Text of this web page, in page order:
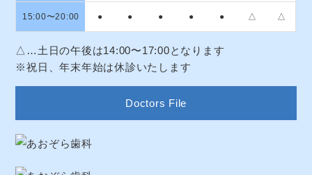
15:00〜20:00 ● ● ● ● ● △ △
△…土日の午後は14:00〜17:00となります
※祝日、年末年始は休診いたします
Doctors File